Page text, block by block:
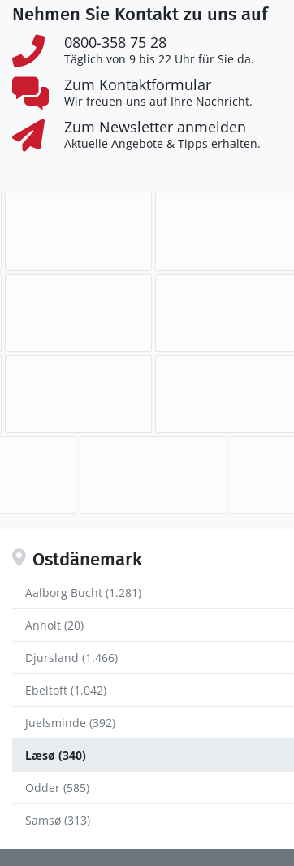
Nehmen Sie Kontakt zu uns auf
0800-358 75 28
Täglich von 9 bis 22 Uhr für Sie da.
Zum Kontaktformular
Wir freuen uns auf Ihre Nachricht.
Zum Newsletter anmelden
Aktuelle Angebote & Tipps erhalten.
Ostdänemark
Aalborg Bucht (1.281)
Anholt (20)
Djursland (1.466)
Ebeltoft (1.042)
Juelsminde (392)
Læsø (340)
Odder (585)
Samsø (313)